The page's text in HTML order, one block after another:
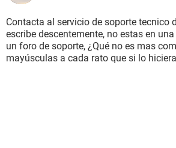
Contacta al servicio de soporte tecnico
escribe descentemente, no estas en
un foro de soporte, ¿Qué no es mas
mayúsculas a cada rato que si lo